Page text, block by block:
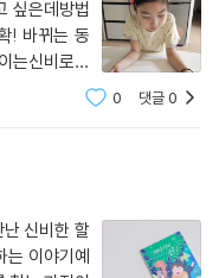
싶은데방법
! 바뀌는 동
는신비로운
에도 알레르
0 댓글0
신비한 할
는 이야기예